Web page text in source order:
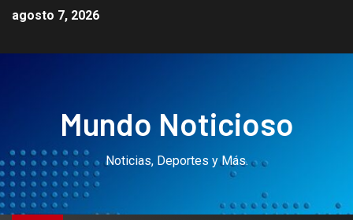
agosto 7, 2026
Mundo Noticioso
Noticias, Deportes y Más.